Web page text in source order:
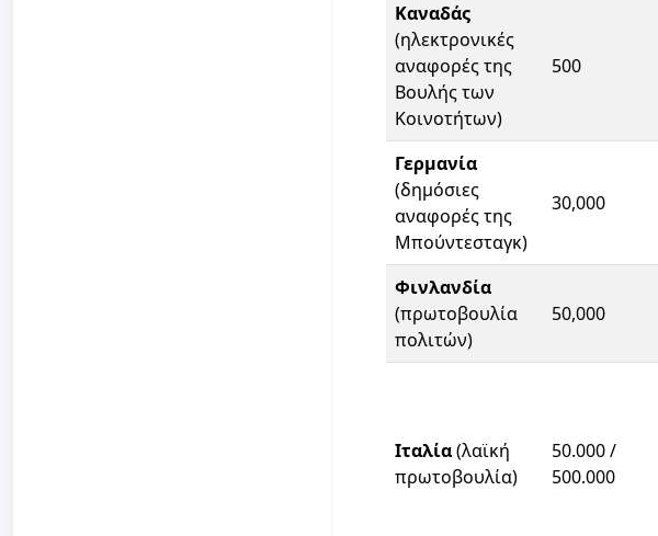
Καναδάς
(ηλεκτρονικές
αναφορές της
Βουλής των
Κοινοτήτων)
500
Γερμανία
(δημόσιες
αναφορές της
Μπούντεσταγκ)
30,000
Φινλανδία
(πρωτοβουλία
πολιτών)
50,000
Ιταλία(λαϊκή
πρωτοβουλία)
50.000 /
500.000